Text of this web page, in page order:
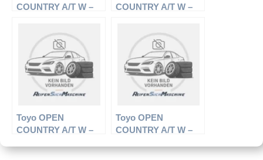
COUNTRY A/T W –
Ganzjahresreifen
COUNTRY A/T W –
Ganzjahresreifen
Toyo OPEN
COUNTRY A/T W –
225/75 R15 102 S –
Toyo OPEN
COUNTRY A/T W –
225/70 R16 102 S –